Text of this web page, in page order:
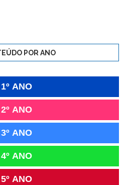
POR ANO
1º ANO
2º ANO
3º ANO
4º ANO
5º ANO